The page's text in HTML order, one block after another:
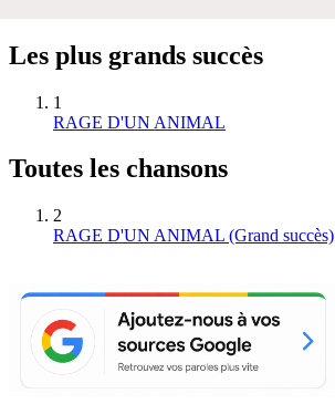
Les plus grands succès
1
RAGE D'UN ANIMAL
Toutes les chansons
2
RAGE D'UN ANIMAL (Grand succès)